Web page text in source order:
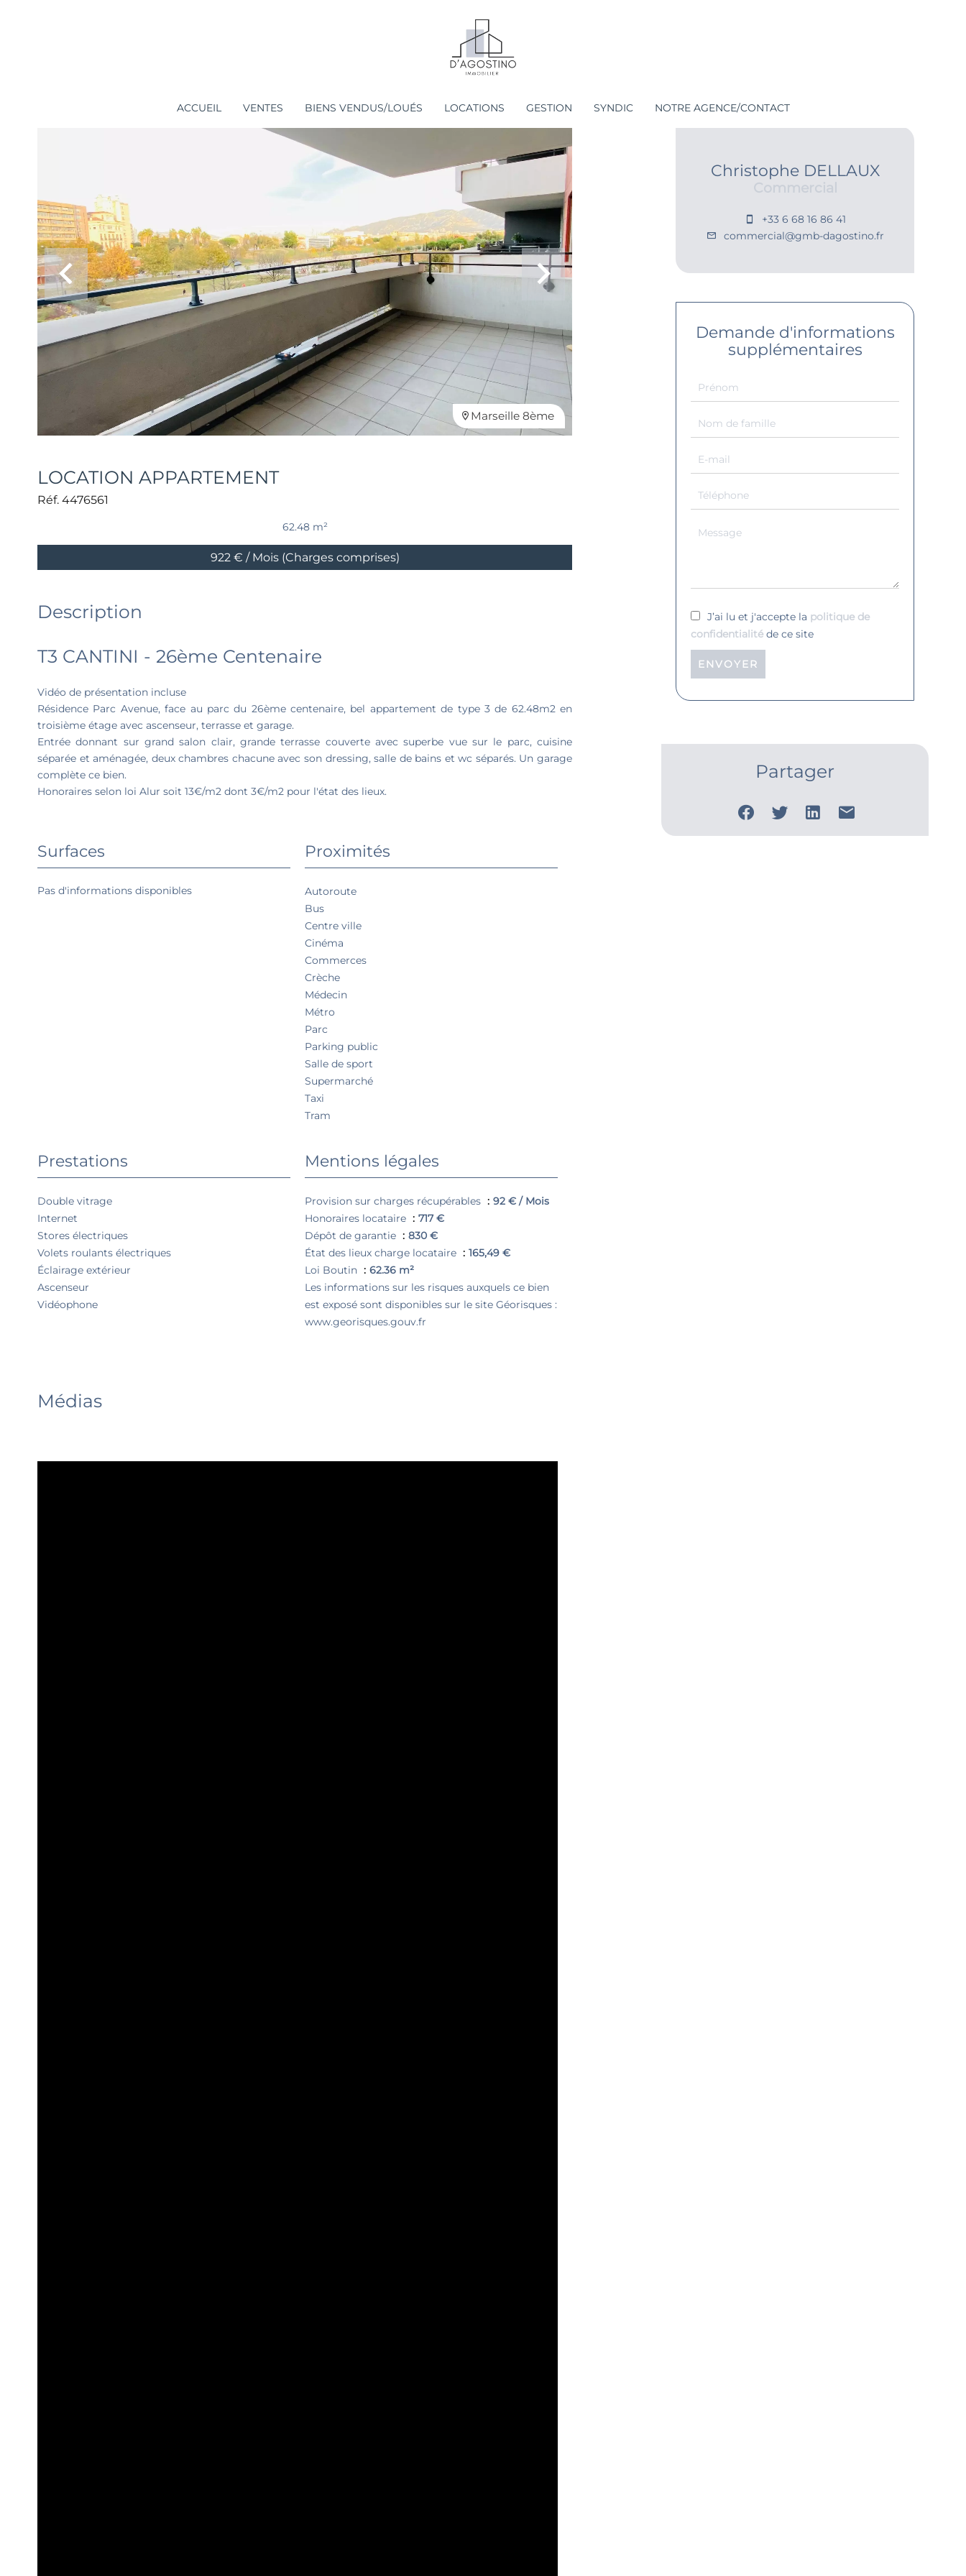
ACCUEIL VENTES BIENS VENDUS/LOUÉS LOCATIONS GESTION SYNDIC NOTRE AGENCE/CONTACT
Marseille 8ème
LOCATION APPARTEMENT
Réf. 4476561
62.48 m²
922 € / Mois (Charges comprises)
Description
T3 CANTINI - 26ème Centenaire
Vidéo de présentation incluse
Résidence Parc Avenue, face au parc du 26ème centenaire, bel appartement de type 3 de 62.48m2 en
troisième étage avec ascenseur, terrasse et garage.
Entrée donnant sur grand salon clair, grande terrasse couverte avec superbe vue sur le parc, cuisine
séparée et aménagée, deux chambres chacune avec son dressing, salle de bains et wc séparés. Un garage
complète ce bien.
Honoraires selon loi Alur soit 13€/m2 dont 3€/m2 pour l'état des lieux.
Surfaces
Pas d'informations disponibles
Proximités
Autoroute
Bus
Centre ville
Cinéma
Commerces
Crèche
Médecin
Métro
Parc
Parking public
Salle de sport
Supermarché
Taxi
Tram
Prestations
Double vitrage
Internet
Stores électriques
Volets roulants électriques
Éclairage extérieur
Ascenseur
Vidéophone
Mentions légales
Provision sur charges récupérables
92 € / Mois
Honoraires locataire
717 €
Dépôt de garantie
830 €
État des lieux charge locataire
165,49 €
Loi Boutin
62.36 m²
Les informations sur les risques auxquels ce bien
est exposé sont disponibles sur le site Géorisques :
www.georisques.gouv.fr
Médias
Christophe DELLAUX
Commercial
+33 6 68 16 86 41
commercial@gmb-dagostino.fr
Demande d'informations
supplémentaires
J’ai lu et j'accepte la politique de
confidentialité de ce site
ENVOYER
Partager